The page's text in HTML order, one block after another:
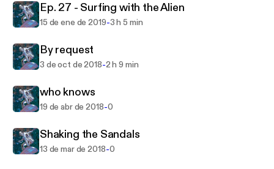
Ep. 27 - Surfing with the Alien
15 de ene de 2019-3 h 5 min
By request
3 de oct de 2018-2 h 9 min
who knows
19 de abr de 2018-0
Shaking the Sandals
13 de mar de 2018-0